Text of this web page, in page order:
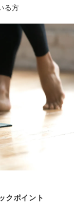
る方
クポイント